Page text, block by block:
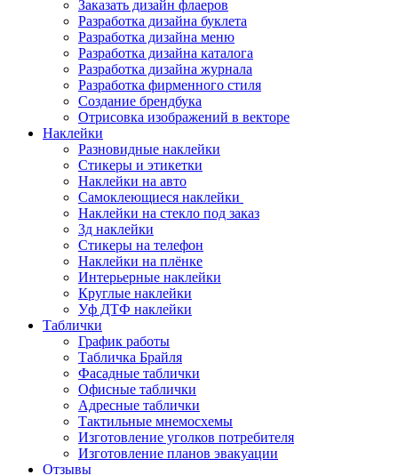
Заказать дизайн флаеров
Разработка дизайна буклета
Разработка дизайна меню
Разработка дизайна каталога
Разработка дизайна журнала
Разработка фирменного стиля
Создание брендбука
Отрисовка изображений в векторе
Наклейки
Разновидные наклейки
Стикеры и этикетки
Наклейки на авто
Самоклеющиеся наклейки
Наклейки на стекло под заказ
3д наклейки
Cтикеры на телефон
Наклейки на плёнке
Интерьерные наклейки
Круглые наклейки
Уф ДТФ наклейки
Таблички
График работы
Табличка Брайля
Фасадные таблички
Офисные таблички
Адресные таблички
Тактильные мнемосхемы
Изготовление уголков потребителя
Изготовление планов эвакуации
Отзывы